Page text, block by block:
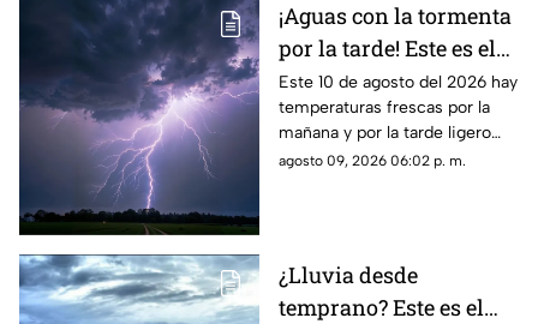
¡Aguas con la tormenta
por la tarde! Este es el
pronóstico del clima en
Zacatecas HOY lunes 10
de agosto
Este 10 de agosto del 2026 hay
temperaturas frescas por la
mañana y por la tarde ligero
calor; el clima de hoy en
agosto 09, 2026 06:02 p. m.
¿Lluvia desde
temprano? Este es el